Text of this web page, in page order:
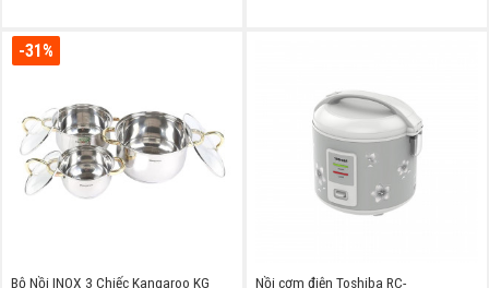
-31%
Bộ Nồi INOX 3 Chiếc Kangaroo KG
Nồi cơm điện Toshiba RC-